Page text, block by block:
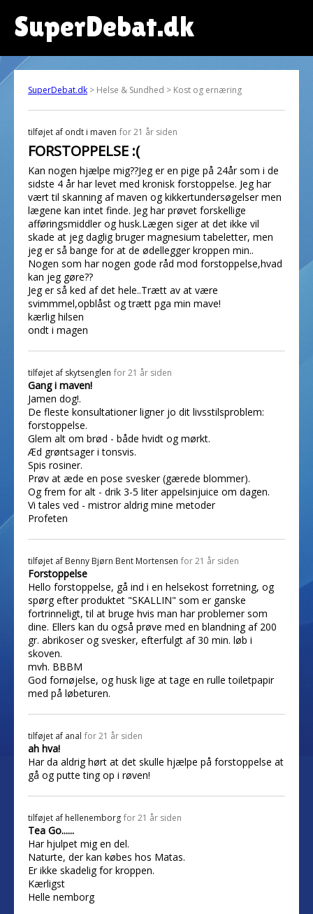
SuperDebat.dk
SuperDebat.dk > Helse & Sundhed > Kost og ernæring
tilføjet af ondt i maven for 21 år siden
FORSTOPPELSE :(
Kan nogen hjælpe mig??Jeg er en pige på 24år som i de
sidste 4 år har levet med kronisk forstoppelse. Jeg har
vært til skanning af maven og kikkertundersøgelser men
lægene kan intet finde. Jeg har prøvet forskellige
afføringsmiddler og husk.Lægen siger at det ikke vil
skade at jeg daglig bruger magnesium tabeletter, men
jeg er så bange for at de ødellegger kroppen min..
Nogen som har nogen gode råd mod forstoppelse,hvad
kan jeg gøre??
Jeg er så ked af det hele..Trætt av at være
svimmmel,opblåst og trætt pga min mave!
kærlig hilsen
ondt i magen
tilføjet af skytsenglen for 21 år siden
Gang i maven!
Jamen dog!.
De fleste konsultationer ligner jo dit livsstilsproblem:
forstoppelse.
Glem alt om brød - både hvidt og mørkt.
Æd grøntsager i tonsvis.
Spis rosiner.
Prøv at æde en pose svesker (gærede blommer).
Og frem for alt - drik 3-5 liter appelsinjuice om dagen.
Vi tales ved - mistror aldrig mine metoder
Profeten
tilføjet af Benny Bjørn Bent Mortensen for 21 år siden
Forstoppelse
Hello forstoppelse, gå ind i en helsekost forretning, og
spørg efter produktet "SKALLIN" som er ganske
fortrinneligt, til at bruge hvis man har problemer som
dine. Ellers kan du også prøve med en blandning af 200
gr. abrikoser og svesker, efterfulgt af 30 min. løb i
skoven.
mvh. BBBM
God fornøjelse, og husk lige at tage en rulle toiletpapir
med på løbeturen.
tilføjet af anal for 21 år siden
ah hva!
Har da aldrig hørt at det skulle hjælpe på forstoppelse at
gå og putte ting op i røven!
tilføjet af hellenemborg for 21 år siden
Tea Go......
Har hjulpet mig en del.
Naturte, der kan købes hos Matas.
Er ikke skadelig for kroppen.
Kærligst
Helle nemborg